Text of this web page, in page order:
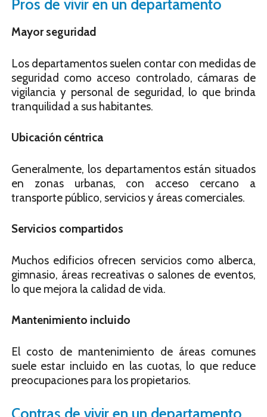
Pros de vivir en un departamento
Mayor seguridad
Los departamentos suelen contar con medidas de
seguridad como acceso controlado, cámaras de
vigilancia y personal de seguridad, lo que brinda
tranquilidad a sus habitantes.
Ubicación céntrica
Generalmente, los departamentos están situados
en zonas urbanas, con acceso cercano a
transporte público, servicios y áreas comerciales.
Servicios compartidos
Muchos edificios ofrecen servicios como alberca,
gimnasio, áreas recreativas o salones de eventos,
lo que mejora la calidad de vida.
Mantenimiento incluido
El costo de mantenimiento de áreas comunes
suele estar incluido en las cuotas, lo que reduce
preocupaciones para los propietarios.